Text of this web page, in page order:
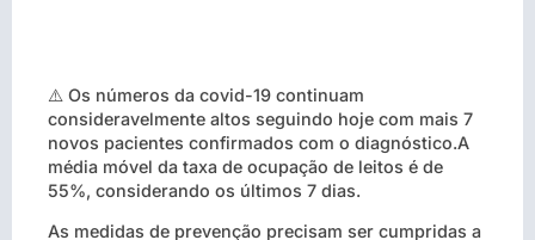
⚠️ Os números da covid-19 continuam
consideravelmente altos seguindo hoje com mais 7
novos pacientes confirmados com o diagnóstico.A
média móvel da taxa de ocupação de leitos é de
55%, considerando os últimos 7 dias.
As medidas de prevenção precisam ser cumpridas a